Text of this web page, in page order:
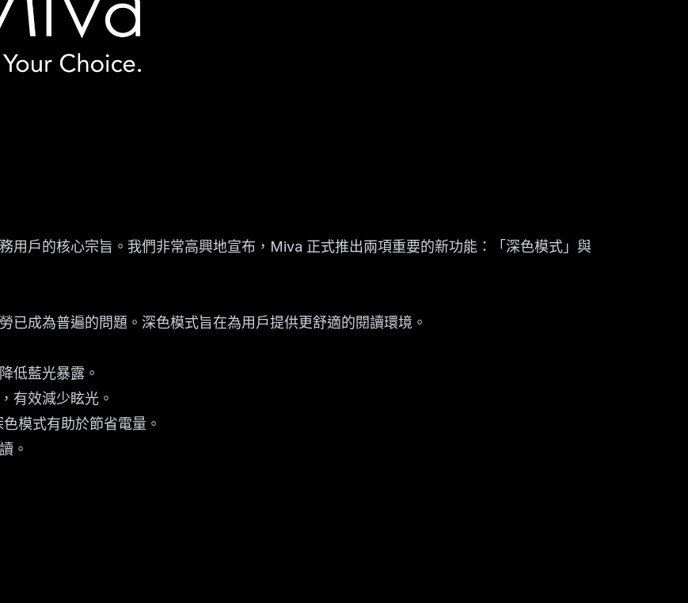
用戶的核心宗旨。我們非常高興地宣布，Miva 正式推出兩項重要的新功能：「深色模式」與
已成為普遍的問題。深色模式旨在為用戶提供更舒適的閱讀環境。
低藍光暴露。
有效減少眩光。
模式有助於節省電量。
。